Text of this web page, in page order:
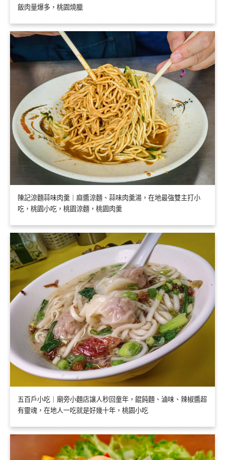
飯肉量爆多，桃園燒臘
陳記涼麵蒜味肉羹｜麻醬涼麵、蒜味肉羹湯，在地最強雙主打小
吃，桃園小吃，桃園涼麵，桃園肉羹
五百戶小吃｜廟旁小麵店讓人秒回童年，餛飩麵、滷味、辣椒醬超
有靈魂，在地人一吃就是好幾十年，桃園小吃